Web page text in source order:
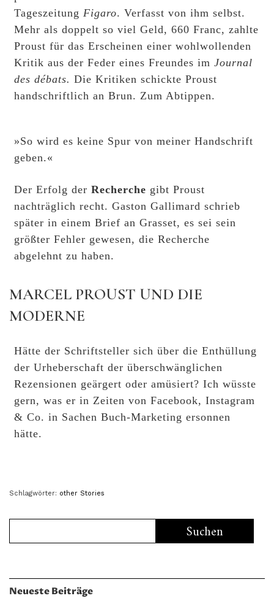
Tageszeitung Figaro. Verfasst von ihm selbst.
Mehr als doppelt so viel Geld, 660 Franc, zahlte
Proust für das Erscheinen einer wohlwollenden
Kritik aus der Feder eines Freundes im Journal
des débats. Die Kritiken schickte Proust
handschriftlich an Brun. Zum Abtippen.
»So wird es keine Spur von meiner Handschrift
geben.«
Der Erfolg der Recherche gibt Proust
nachträglich recht. Gaston Gallimard schrieb
später in einem Brief an Grasset, es sei sein
größter Fehler gewesen, die Recherche
abgelehnt zu haben.
MARCEL PROUST UND DIE
MODERNE
Hätte der Schriftsteller sich über die Enthüllung
der Urheberschaft der überschwänglichen
Rezensionen geärgert oder amüsiert? Ich wüsste
gern, was er in Zeiten von Facebook, Instagram
& Co. in Sachen Buch-Marketing ersonnen
hätte.
Schlagwörter: other Stories
Neueste Beiträge